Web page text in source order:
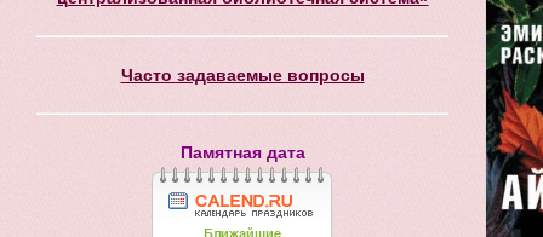
Часто задаваемые вопросы
Памятная дата